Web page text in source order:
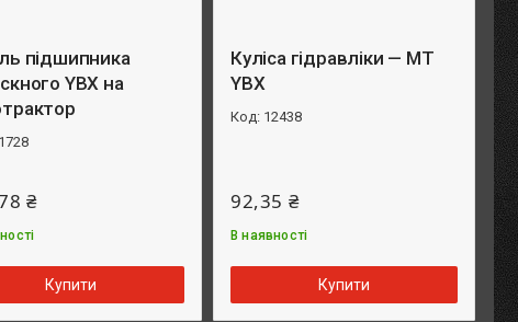
підшипника
YBX на
₴
Купити
Куліса гідравліки — МТ
YBX
12438
92,35 ₴
В наявності
Купити